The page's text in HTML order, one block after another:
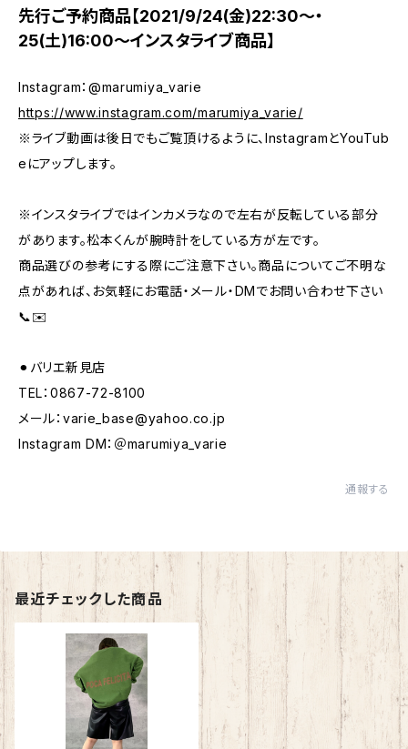
先行ご予約商品【2021/9/24(金)22:30～・
25(土)16:00～インスタライブ商品】
Instagram：@marumiya_varie
https://www.instagram.com/marumiya_varie/
※ライブ動画は後日でもご覧頂けるように、InstagramとYouTub
eにアップします。
※インスタライブではインカメラなので左右が反転している部分
があります。松本くんが腕時計をしている方が左です。
商品選びの参考にする際にご注意下さい。商品についてご不明な
点があれば、お気軽にお電話・メール・DMでお問い合わせ下さい
📞✉️
⚫︎バリエ新見店
TEL：0867-72-8100
メール： varie_base@yahoo.co.jp
Instagram DM：＠marumiya_varie
通報する
最近チェックした商品